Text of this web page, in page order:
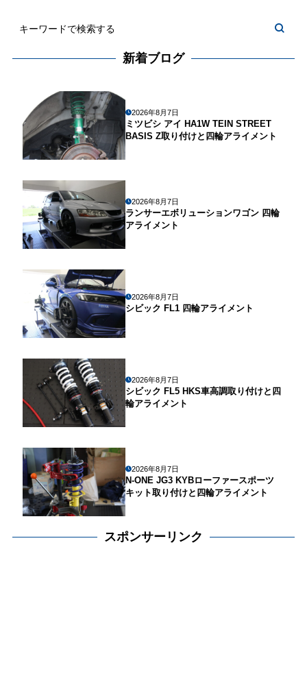
新着ブログ
2026年8月7日
ミツビシ アイ HA1W TEIN STREET
BASIS Z取り付けと四輪アライメント
2026年8月7日
ランサーエボリューションワゴン 四輪
アライメント
2026年8月7日
シビック FL1 四輪アライメント
2026年8月7日
シビック FL5 HKS車高調取り付けと四
輪アライメント
2026年8月7日
N-ONE JG3 KYBローファースポーツ
キット取り付けと四輪アライメント
スポンサーリンク